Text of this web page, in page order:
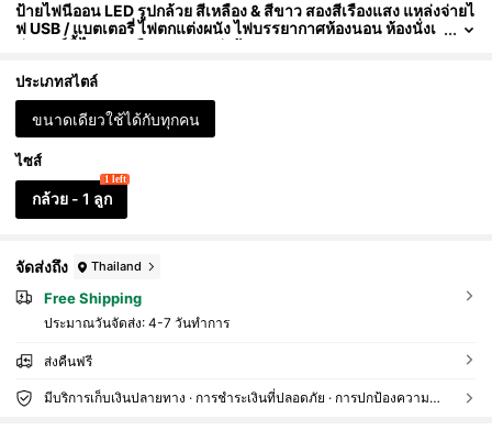
ป้ายไฟนีออน LED รูปกล้วย สีเหลือง & สีขาว สองสีเรืองแสง แหล่งจ่ายไ
ฟ USB / แบตเตอรี่ ไฟตกแต่งผนัง ไฟบรรยากาศห้องนอน ห้องนั่งเ
ล่น ปาร์ตี้ ไฟกลางคืน ของตกแต่งบ้าน
ประเภทสไตล์
ขนาดเดียวใช้ได้กับทุกคน
ไซส์
กล้วย - 1 ลูก
1 left
จัดส่งถึง Thailand
Free Shipping
ประมาณวันจัดส่ง: 4-7 วันทำการ
ส่งคืนฟรี
มีบริการเก็บเงินปลายทาง · การชำระเงินที่ปลอดภัย · การปกป้องความเป็นส่วนตัว